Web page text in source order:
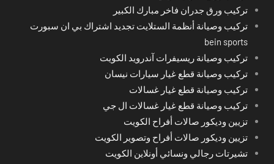
تركيب ورق جدران فاخر مبارك الكبير
تركيب وصيانة أنظمة الستلايت تجديد اشتراك بي ان سبورت
bein sports
تركيب وصيانة ريسيفرات آندرويد الكويت
تركيب وصيانة قطع غيار سيارات نيسان
تركيب وصيانة قطع غيار غسالات
تركيب وصيانة قطع غيار غسالات ال جي
تزيين وديكور صالات أفراح الكويت
تزيين وديكور صالات أفراح وتصوير الكويت
تشيرتات رجالي ونسائي أونلاين الكويت